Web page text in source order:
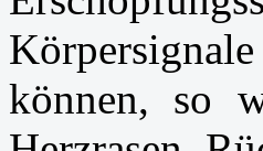
können, so